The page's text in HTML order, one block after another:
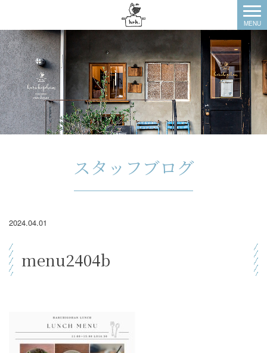
スタッフブログ
2024.04.01
menu2404b